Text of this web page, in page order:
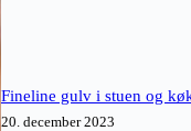
Fineline gulv i stuen og
20. december 2023